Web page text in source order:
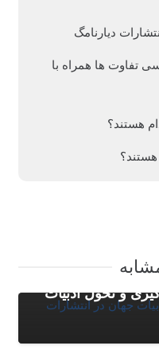
تفاوت ها همراه با
هستند؟
و تحول ادبیات